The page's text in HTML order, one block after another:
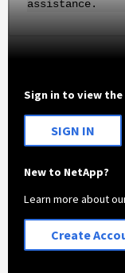
assistance.
Sign in to view
SIGN IN
New to NetApp?
Learn more about
Create